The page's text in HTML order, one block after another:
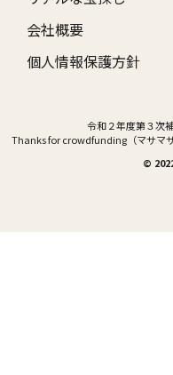
会社概要
個人情報保護方針
令和２年度第３次
Thanks for crowdfunding（マサマサ
©